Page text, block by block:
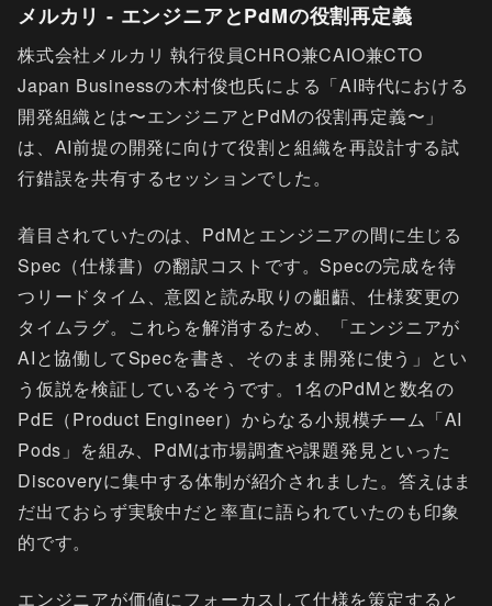
メルカリ - エンジニアとPdMの役割再定義
株式会社メルカリ 執行役員CHRO兼CAIO兼CTO
Japan Businessの木村俊也氏による「AI時代における
開発組織とは〜エンジニアとPdMの役割再定義〜」
は、AI前提の開発に向けて役割と組織を再設計する試
行錯誤を共有するセッションでした。
着目されていたのは、PdMとエンジニアの間に生じる
Spec（仕様書）の翻訳コストです。Specの完成を待
つリードタイム、意図と読み取りの齟齬、仕様変更の
タイムラグ。これらを解消するため、「エンジニアが
AIと協働してSpecを書き、そのまま開発に使う」とい
う仮説を検証しているそうです。1名のPdMと数名の
PdE（Product Engineer）からなる小規模チーム「AI
Pods」を組み、PdMは市場調査や課題発見といった
Discoveryに集中する体制が紹介されました。答えはま
だ出ておらず実験中だと率直に語られていたのも印象
的です。
エンジニアが価値にフォーカスして仕様を策定すると